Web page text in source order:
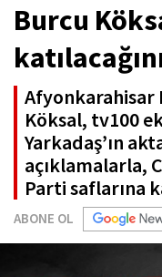
Burcu
Afyonkarahisar
Köksal, tv100
Yarkadaş’ın
açıklamalarla,
Parti saflarına
ABONE OL